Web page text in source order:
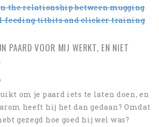
the relationship between mugging
feeding titbits and clicker training
PAARD VOOR MIJ WERKT, EN NIET
om je paard iets te laten doen, en
heeft hij het dan gedaan? Omdat
gezegd hoe goed hij wel was?